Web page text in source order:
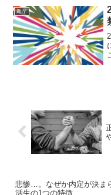
新卒
悲惨…。なぜか内定が決ま
活生の1つの特徴